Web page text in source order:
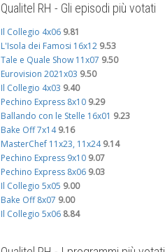
Qualitel RH - Gli episodi più votati
Il Collegio 4x06 9.81
L'Isola dei Famosi 16x12 9.53
Tale e Quale Show 11x07 9.50
Eurovision 2021x03 9.50
Il Collegio 4x03 9.40
Pechino Express 8x10 9.29
Ballando con le Stelle 16x01 9.23
Bake Off 7x14 9.16
MasterChef 11x23, 11x24 9.14
Pechino Express 9x10 9.07
Pechino Express 8x06 9.03
Il Collegio 5x05 9.00
Bake Off 8x07 9.00
Il Collegio 5x06 8.84